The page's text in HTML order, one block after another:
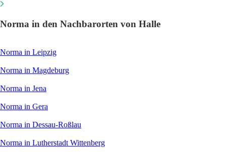
Norma in den Nachbarorten von Halle
Norma in Leipzig
Norma in Magdeburg
Norma in Jena
Norma in Gera
Norma in Dessau-Roßlau
Norma in Lutherstadt Wittenberg